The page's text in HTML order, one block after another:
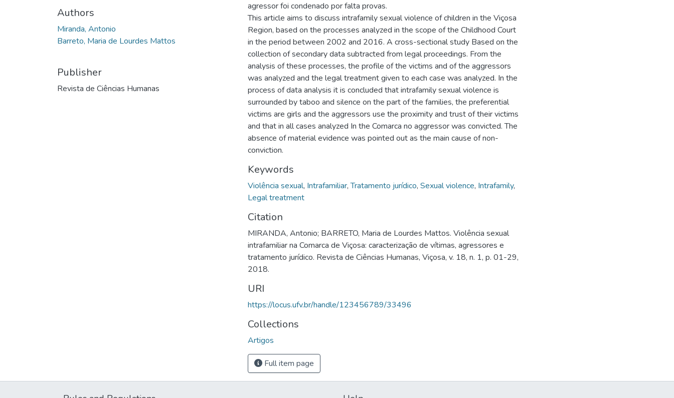
Authors
Miranda, Antonio
Barreto, Maria de Lourdes Mattos
Publisher
Revista de Ciências Humanas
agressor foi condenado por falta provas.
This article aims to discuss intrafamily sexual violence of children in the Viçosa
Region, based on the processes analyzed in the scope of the Childhood Court
in the period between 2002 and 2016. A cross-sectional study Based on the
collection of secondary data subtracted from legal proceedings. From the
analysis of these processes, the profile of the victims and of the aggressors
was analyzed and the legal treatment given to each case was analyzed. In the
process of data analysis it is concluded that intrafamily sexual violence is
surrounded by taboo and silence on the part of the families, the preferential
victims are girls and the aggressors use the proximity and trust of their victims
and that in all cases analyzed In the Comarca no aggressor was convicted. The
absence of material evidence was pointed out as the main cause of non-
conviction.
Keywords
Violência sexual, Intrafamiliar,Tratamento jurídico, Sexual violence, Intrafamily,
Legal treatment
Citation
MIRANDA, Antonio; BARRETO, Maria de Lourdes Mattos. Violência sexual
intrafamiliar na Comarca de Viçosa: caracterização de vítimas, agressores e
tratamento jurídico. Revista de Ciências Humanas, Viçosa, v. 18, n. 1, p. 01-29,
2018.
URI
https://locus.ufv.br/handle/123456789/33496
Collections
Artigos
Full item page